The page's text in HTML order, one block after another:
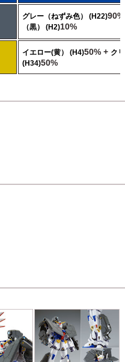
グレー（ねずみ色） (H22)
（黒） (H2)10%
イエロー(黄） (H4)50% + ク
(H34)50%